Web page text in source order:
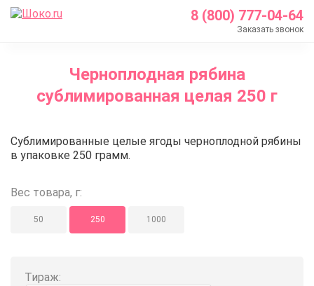
8 (800) 777-04-64
Заказать звонок
Каталог
Кондитерские ингредиенты
Черноплодная рябина сублимированная целая
Черноплодная рябина
сублимированная целая 250 г
Черноплодная рябина
Сублимированные целые ягоды черноплодной рябины
в упаковке 250 грамм.
Вес товара, г:
50 250 1000
Тираж: